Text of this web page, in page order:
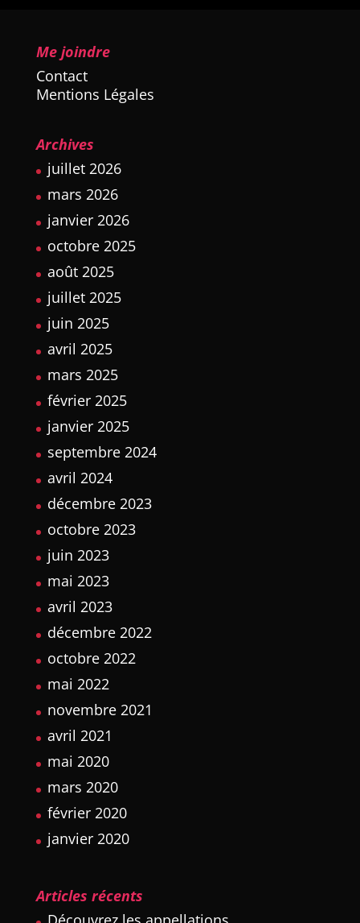
Me joindre
Contact
Mentions Légales
Archives
juillet 2026
mars 2026
janvier 2026
octobre 2025
août 2025
juillet 2025
juin 2025
avril 2025
mars 2025
février 2025
janvier 2025
septembre 2024
avril 2024
décembre 2023
octobre 2023
juin 2023
mai 2023
avril 2023
décembre 2022
octobre 2022
mai 2022
novembre 2021
avril 2021
mai 2020
mars 2020
février 2020
janvier 2020
Articles récents